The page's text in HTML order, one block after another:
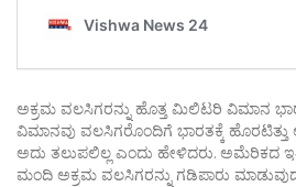
ಅಕ್ರಮ ವಲಸಿಗರನ್ನು ಹೊತ್ತ ಮಿಲಿಟರಿ ವಿಮಾನ
ವಿಮಾನವು ವಲಸಿಗರೊಂದಿಗೆ ಭಾರತಕ್ಕೆ
ಅದು ತಲುಪಲಿಲ್ಲ ಎಂದು ಹೇಳಿದರು. ಅಮೆರಿಕದ
ಮಂದಿ ಅಕ್ರಮ ವಲಸಿಗರನ್ನು ಗಡಿಪಾರು